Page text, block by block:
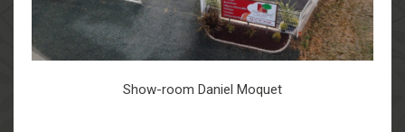
Show-room Daniel Moquet